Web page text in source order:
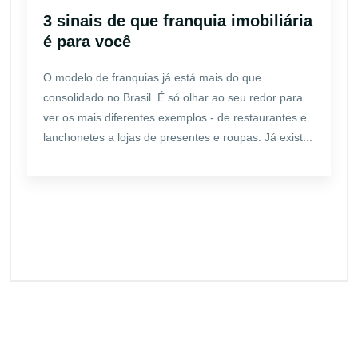
3 sinais de que franquia imobiliária
é para você
O modelo de franquias já está mais do que
consolidado no Brasil. É só olhar ao seu redor para
ver os mais diferentes exemplos - de restaurantes e
lanchonetes a lojas de presentes e roupas. Já exist...